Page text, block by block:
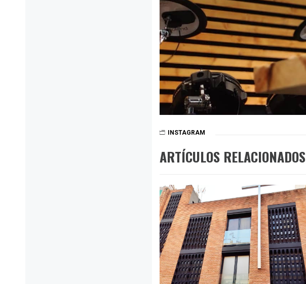
INSTAGRAM
ARTÍCULOS RELACIONADOS